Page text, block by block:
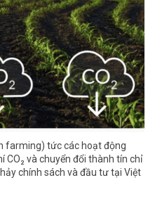
farming) tức các hoạt động
CO₂ và chuyển đổi thành tín chỉ
chính sách và đầu tư tại Việt